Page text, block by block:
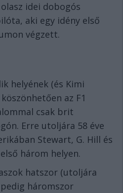
idei dobogós
aki egy idény első
végzett.
helyének (és Kimi
az F1
csak brit
Erre utoljára 58 éve
Stewart, G. Hill és
három helyen.
hatszor (utoljára
háromszor